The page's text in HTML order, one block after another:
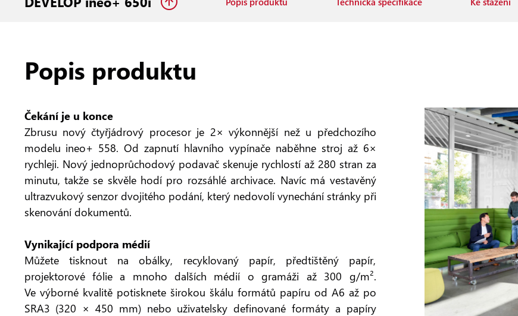
Popis produktu
Čekání je u konce
Zbrusu nový čtyřjádrový procesor je 2× výkonnější než u předchozího
modelu ineo+ 558. Od zapnutí hlavního vypínače naběhne stroj až 6×
rychleji. Nový jednoprůchodový podavač skenuje rychlostí až 280 stran za
minutu, takže se skvěle hodí pro rozsáhlé archivace. Navíc má vestavěný
ultrazvukový senzor dvojitého podání, který nedovolí vynechání stránky při
skenování dokumentů.
Vynikající podpora médií
Můžete tisknout na obálky, recyklovaný papír, předtištěný papír,
projektorové fólie a mnoho dalších médií o gramáži až 300 g/m².
Ve výborné kvalitě potisknete širokou škálu formátů papíru od A6 až po
SRA3 (320 × 450 mm) nebo uživatelsky definované formáty a papíry